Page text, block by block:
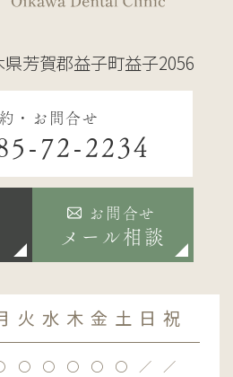
県芳賀郡益子町益子2056
・お問合せ
72-2234
お問合せ
メール相談
火 水 木 金 土 日 祝
〇 〇 〇 〇 〇 ／ ／